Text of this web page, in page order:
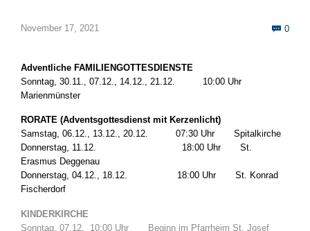
November 17, 2021  0
Adventliche FAMILIENGOTTESDIENSTE
Sonntag, 30.11., 07.12., 14.12., 21.12. 10:00 Uhr
Marienmünster
RORATE (Adventsgottesdienst mit Kerzenlicht)
Samstag, 06.12., 13.12., 20.12. 07:30 Uhr Spitalkirche
Donnerstag, 11.12. 18:00 Uhr St.
Erasmus Deggenau
Donnerstag, 04.12., 18.12. 18:00 Uhr St. Konrad
Fischerdorf
KINDERKIRCHE
Sonntag, 07.12. 10:00 Uhr Beginn im Pfarrheim St. Josef